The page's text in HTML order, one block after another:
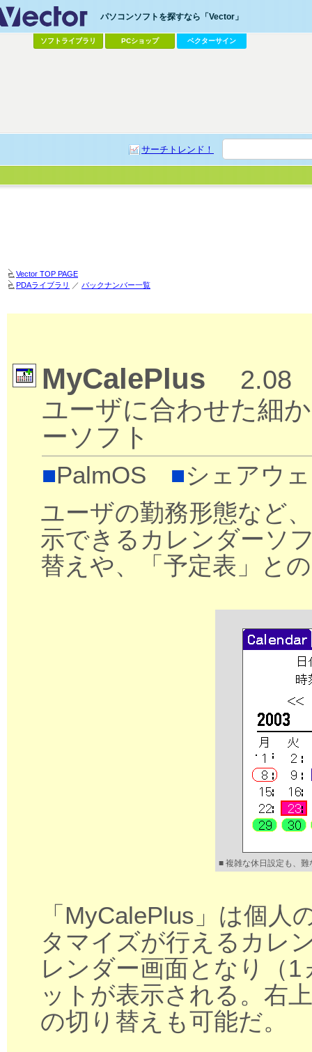
パソコンソフトを探すなら「Vector」
ソフトライブラリ PCショップ ベクターサイン
サーチトレンド！
Vector TOP PAGE
PDAライブラリ
／ バックナンバー一覧
MyCalePlus
2.08
ユーザに合わせた細
ーソフト
■PalmOS ■シェアウ
ユーザの勤務形態など
示できるカレンダーソ
替えや、「予定表」と
■ 複雑な休日設定も、
「MyCalePlus」は個
タマイズが行えるカレ
レンダー画面となり（
ットが表示される。右
の切り替えも可能だ。